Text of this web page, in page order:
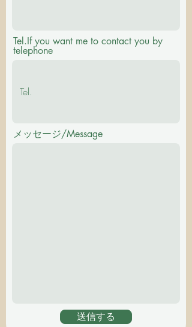
Tel.If you want me to contact you by
telephone
メッセージ/Message
送信する